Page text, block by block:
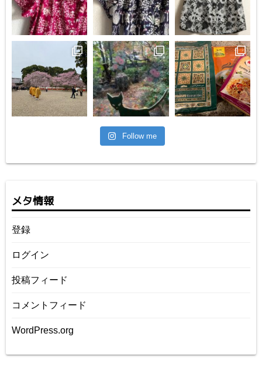
Follow me
メタ情報
登録
ログイン
投稿フィード
コメントフィード
WordPress.org